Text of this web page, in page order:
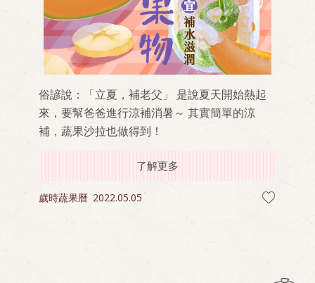
俗諺說：「立夏，補老父」 是說夏天開始熱起
來，要幫爸爸進行涼補消暑～ 其實簡單的涼
補，蔬果沙拉也做得到！
了解更多
歲時蔬果曆 2022.05.05